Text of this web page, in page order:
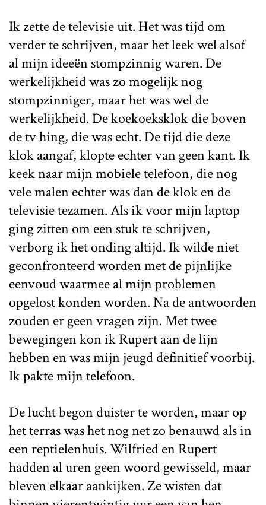
Ik zette de televisie uit. Het was tijd om
verder te schrijven, maar het leek wel alsof
al mijn ideeën stompzinnig waren. De
werkelijkheid was zo mogelijk nog
stompzinniger, maar het was wel de
werkelijkheid. De koekoeksklok die boven
de tv hing, die was echt. De tijd die deze
klok aangaf, klopte echter van geen kant. Ik
keek naar mijn mobiele telefoon, die nog
vele malen echter was dan de klok en de
televisie tezamen. Als ik voor mijn laptop
ging zitten om een stuk te schrijven,
verborg ik het onding altijd. Ik wilde niet
geconfronteerd worden met de pijnlijke
eenvoud waarmee al mijn problemen
opgelost konden worden. Na de antwoorden
zouden er geen vragen zijn. Met twee
bewegingen kon ik Rupert aan de lijn
hebben en was mijn jeugd definitief voorbij.
Ik pakte mijn telefoon.
De lucht begon duister te worden, maar op
het terras was het nog net zo benauwd als in
een reptielenhuis. Wilfried en Rupert
hadden al uren geen woord gewisseld, maar
bleven elkaar aankijken. Ze wisten dat